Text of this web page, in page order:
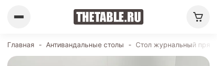
Главная - Антивандальные столы - Стол журнальный